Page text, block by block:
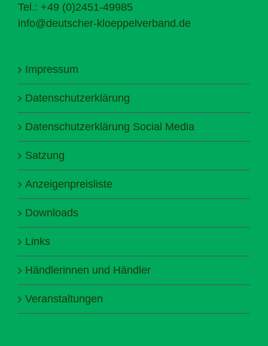
Tel.: +49 (0)2451-49985
info@deutscher-kloeppelverband.de
Impressum
Datenschutzerklärung
Datenschutzerklärung Social Media
Satzung
Anzeigenpreisliste
Downloads
Links
Händlerinnen und Händler
Veranstaltungen